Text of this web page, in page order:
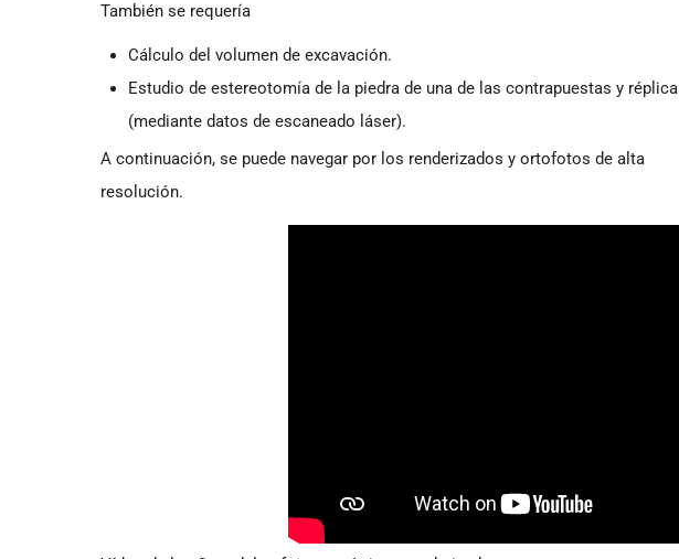
También se requería
Cálculo del volumen de excavación.
Estudio de estereotomía de la piedra de una de las contrapuestas y réplica
(mediante datos de escaneado láser).
A continuación, se puede navegar por los renderizados y ortofotos de alta
resolución.